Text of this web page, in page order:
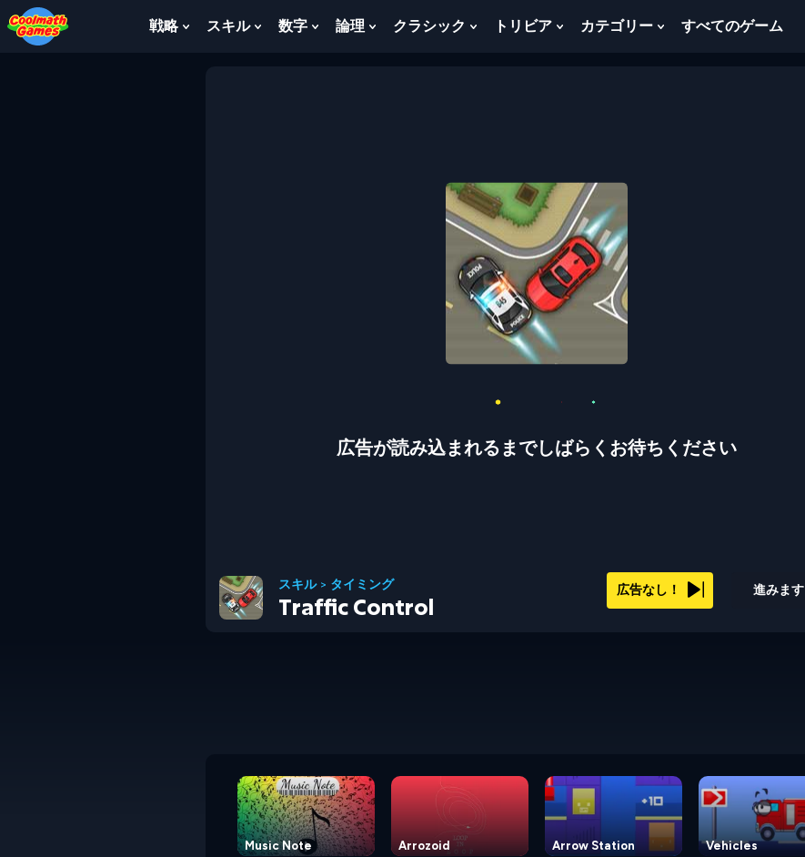
Skip
to
Top
Skip
to
Navigation
Skip
to
Main
Skip
to
Footer
戦略 Showスキル Show
数字 Show
論理 Showクラシック
Showトリビア Showカテゴリー Showすべてのゲーム
広告が読み込まれるまでしばらくお待ちください
進みます
広告なし！
スキル> タイミング
Traffic Control
Music Note Arrozoid Arrow Station Vehicles